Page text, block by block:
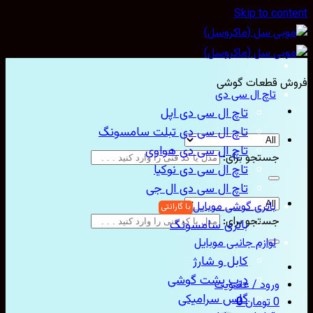
Skip to
قطعات گوشی
جستجو برای:
جستجو برای:
ورود / عضویت
تومان0
تاچ ال سی دی
تاچ ال سی دی اپل
تاچ ال سی دی تبلت سامسونگ
تاچ ال سی دی هواوی
تاچ ال سی دی نوکیا
تاچ ال سی دی ال جی
باتری گوشی موبایل
باتری سامسونگ
لوازم جانبی موبایل
کابل و شارژ
درب پشت گوشی
گلس سرامیکی